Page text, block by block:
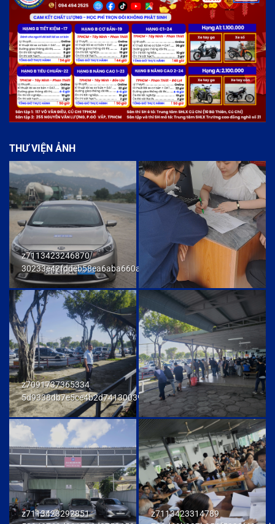
THƯ VIỆN ẢNH
z7113423246870
30233e42fddeb58ea6aba660ab436cb9
z7091737365334
5d9338db7e5ce4b2d741300392f80174
z7113423292851
z7113423314789